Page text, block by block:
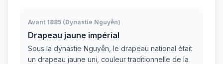
Avant 1885 (Dynastie Nguyễn)
Drapeau jaune impérial
Sous la dynastie Nguyễn, le drapeau national était
un drapeau jaune uni, couleur traditionnelle de la